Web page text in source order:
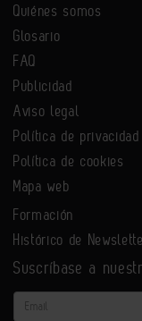
Quiénes somos
Glosario
FAQ
Publicidad
Aviso legal
Política de privacidad
Política de cookies
Mapa web
Formación
Histórico de
Suscríbase a
Email